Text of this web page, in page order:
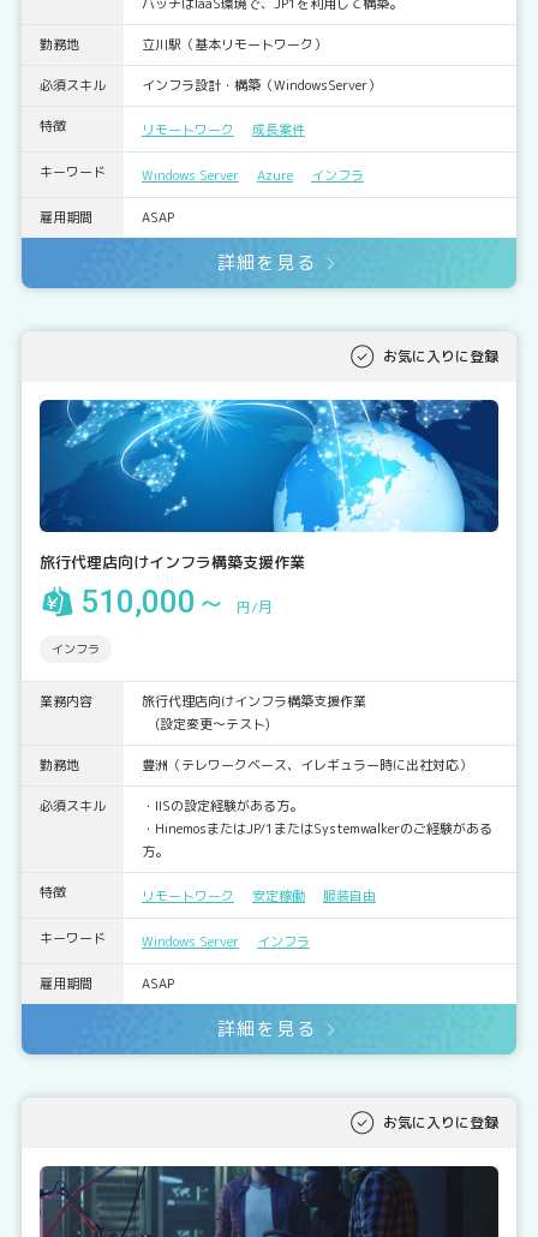
勤務地 立川駅（基本リモートワーク）
必須スキル インフラ設計・構築（WindowsServer）
特徴 リモートワーク 成長案件
キーワード Windows Server Azure インフラ
雇用期間 ASAP
詳細を見る
お気に入りに登録
旅行代理店向けインフラ構築支援作業
510,000～ 円/月
インフラ
業務内容
旅行代理店向けインフラ構築支援作業
(設定変更～テスト)
勤務地 豊洲（テレワークベース、イレギュラー時に出社対応）
必須スキル
・IISの設定経験がある方。
・HinemosまたはJP/1またはSystemwalkerのご経験がある
方。
特徴 リモートワーク 安定稼働 服装自由
キーワード Windows Server インフラ
雇用期間 ASAP
詳細を見る
お気に入りに登録